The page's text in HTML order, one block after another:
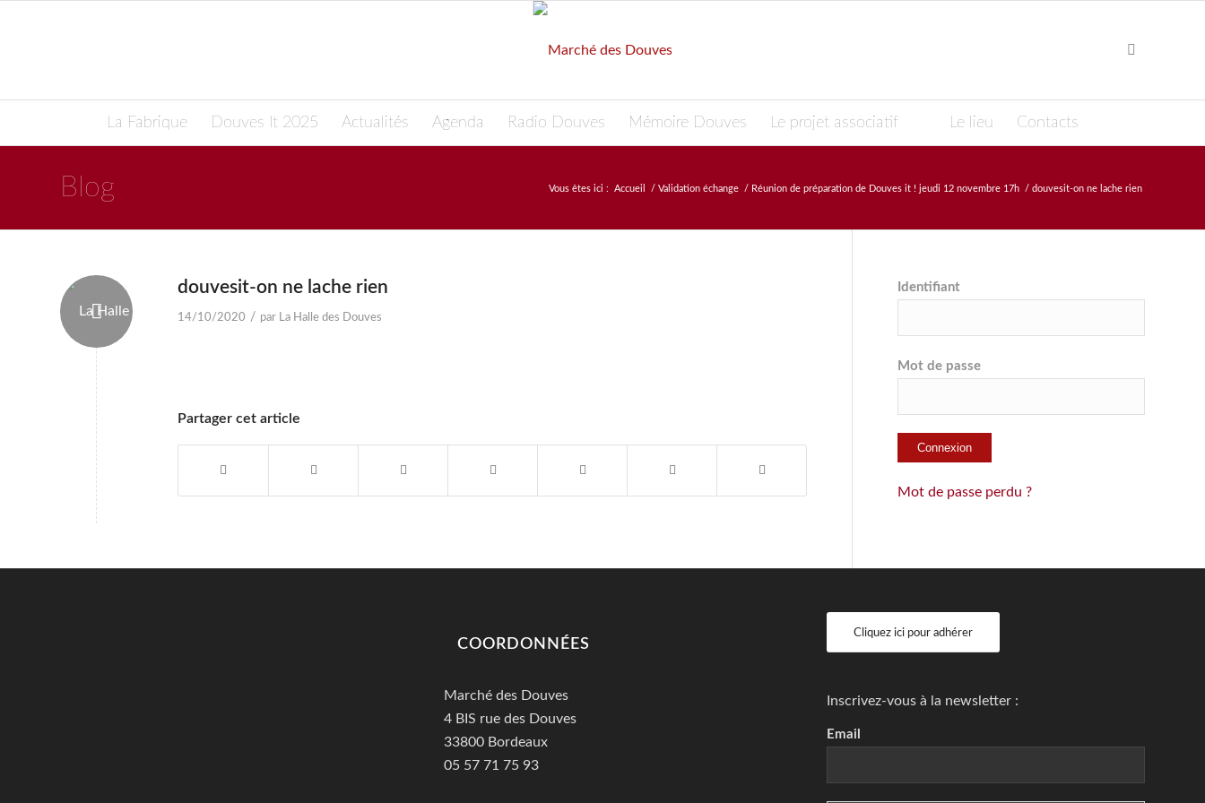
La Fabrique Douves It 2025 Actualités Agenda Radio Douves Mémoire Douves Le projet associatif Le lieu Contacts
Blog Vous êtes ici : Accueil / Validation échange / Réunion de préparation de Douves it ! jeudi 12 novembre 17h / douvesit-on ne lache rien
douvesit-on ne lache rien
14/10/2020 / par La Halle des Douves
Partager cet article
Identifiant
Mot de passe
Mot de passe perdu ?
COORDONNÉES
Marché des Douves
4 BIS rue des Douves
33800 Bordeaux
05 57 71 75 93
Cliquez ici pour adhérer
Inscrivez-vous à la newsletter :
Email